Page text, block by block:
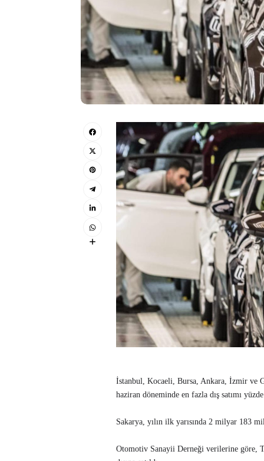
İstanbul, Kocaeli, Bursa, Ankara, İzmir ve
haziran döneminde en fazla dış satımı
Sakarya, yılın ilk yarısında 2 milyar 183
Otomotiv Sanayii Derneği verilerine göre,